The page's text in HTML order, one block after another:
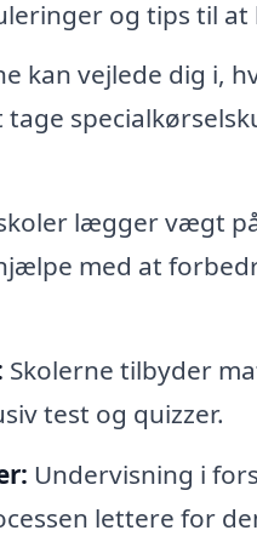
og tips til at
kan vejlede dig i,
lægger vægt
med at
Skolerne tilbyder
test og quizzer.
Undervisning i
lettere for